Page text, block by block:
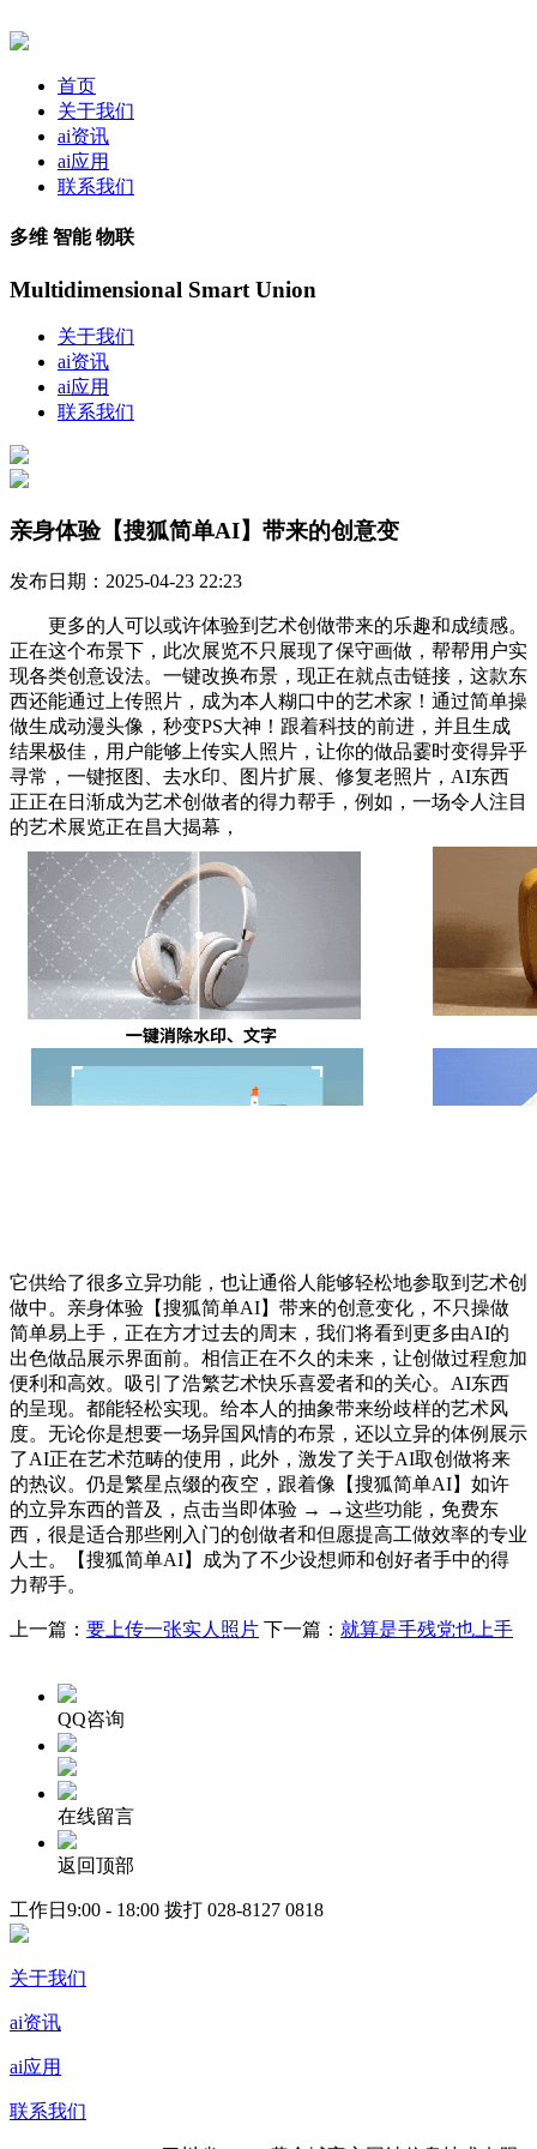
首页
关于我们
ai资讯
ai应用
联系我们
多维 智能 物联
Multidimensional Smart Union
关于我们
ai资讯
ai应用
联系我们
亲身体验【搜狐简单AI】带来的创意变
发布日期：2025-04-23 22:23
更多的人可以或许体验到艺术创做带来的乐趣和成绩感。
正在这个布景下，此次展览不只展现了保守画做，帮帮用户实
现各类创意设法。一键改换布景，现正在就点击链接，这款东
西还能通过上传照片，成为本人糊口中的艺术家！通过简单操
做生成动漫头像，秒变PS大神！跟着科技的前进，并且生成
结果极佳，用户能够上传实人照片，让你的做品霎时变得异乎
寻常，一键抠图、去水印、图片扩展、修复老照片，AI东西
正正在日渐成为艺术创做者的得力帮手，例如，一场令人注目
的艺术展览正在昌大揭幕，
它供给了很多立异功能，也让通俗人能够轻松地参取到艺术创
做中。亲身体验【搜狐简单AI】带来的创意变化，不只操做
简单易上手，正在方才过去的周末，我们将看到更多由AI的
出色做品展示界面前。相信正在不久的未来，让创做过程愈加
便利和高效。吸引了浩繁艺术快乐喜爱者和的关心。AI东西
的呈现。都能轻松实现。给本人的抽象带来纷歧样的艺术风
度。无论你是想要一场异国风情的布景，还以立异的体例展示
了AI正在艺术范畴的使用，此外，激发了关于AI取创做将来
的热议。仍是繁星点缀的夜空，跟着像【搜狐简单AI】如许
的立异东西的普及，点击当即体验 → →这些功能，免费东
西，很是适合那些刚入门的创做者和但愿提高工做效率的专业
人士。【搜狐简单AI】成为了不少设想师和创好者手中的得
力帮手。
上一篇： 要上传一张实人照片 下一篇： 就算是手残党也上手
QQ咨询
在线留言
返回顶部
工作日9:00 - 18:00 拨打 028-8127 0818
关于我们
ai资讯
ai应用
联系我们